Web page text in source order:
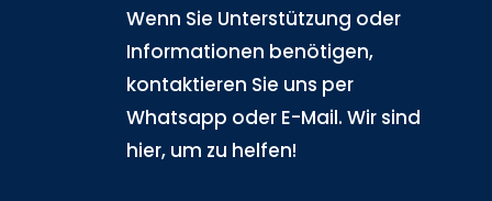
Wenn Sie Unterstützung oder
Informationen benötigen,
kontaktieren Sie uns per
Whatsapp oder E-Mail. Wir sind
hier, um zu helfen!